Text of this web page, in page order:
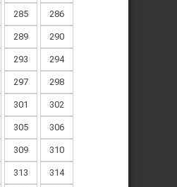
285 286
289 290
293 294
297 298
301 302
305 306
309 310
313 314